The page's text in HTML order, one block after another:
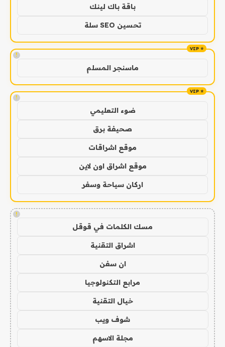
باقة باك لينك
تحسين SEO سلة
!
ماسنجر المسلم
!
ضوء التعليمي
صحيفة برق
موقع اشراقات
موقع اشراق اون لاين
اركان سياحة وسفر
!
مسك الكلمات في قوقل
اشراق التقنية
ان سفن
مرابع التكنولوجيا
خيال التقنية
شوف ويب
مجلة الاسهم